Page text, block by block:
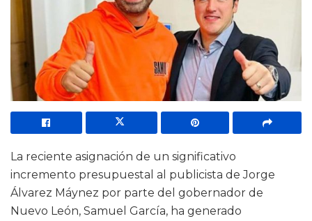
La reciente asignación de un significativo
incremento presupuestal al publicista de Jorge
Álvarez Máynez por parte del gobernador de
Nuevo León, Samuel García, ha generado